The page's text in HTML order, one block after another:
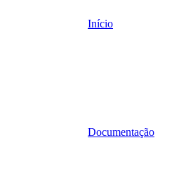
Início
Documentação